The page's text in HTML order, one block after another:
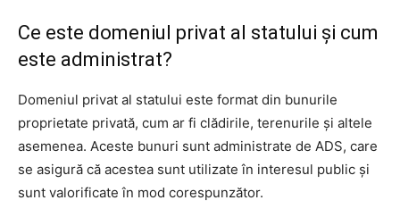
Ce este domeniul privat al statului şi cum
este administrat?
Domeniul privat al statului este format din bunurile
proprietate privată, cum ar fi clădirile, terenurile şi altele
asemenea. Aceste bunuri sunt administrate de ADS, care
se asigură că acestea sunt utilizate în interesul public şi
sunt valorificate în mod corespunzător.